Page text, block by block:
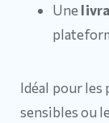
Une
Idéal pour les
sensibles ou